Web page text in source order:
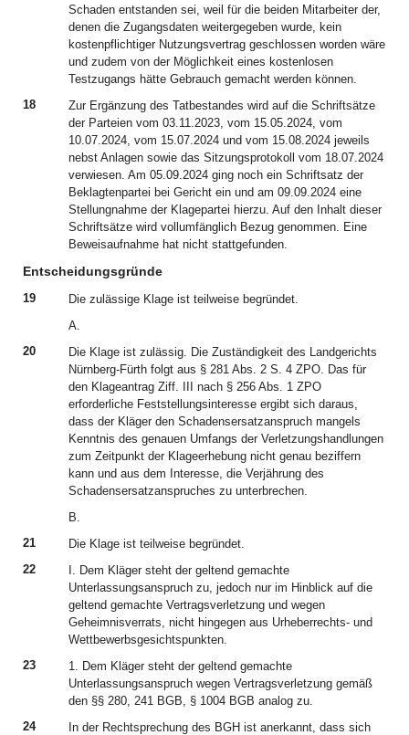
Schaden entstanden sei, weil für die beiden Mitarbeiter der,
denen die Zugangsdaten weitergegeben wurde, kein
kostenpflichtiger Nutzungsvertrag geschlossen worden wäre
und zudem von der Möglichkeit eines kostenlosen
Testzugangs hätte Gebrauch gemacht werden können.
18
Zur Ergänzung des Tatbestandes wird auf die Schriftsätze
der Parteien vom 03.11.2023, vom 15.05.2024, vom
10.07.2024, vom 15.07.2024 und vom 15.08.2024 jeweils
nebst Anlagen sowie das Sitzungsprotokoll vom 18.07.2024
verwiesen. Am 05.09.2024 ging noch ein Schriftsatz der
Beklagtenpartei bei Gericht ein und am 09.09.2024 eine
Stellungnahme der Klagepartei hierzu. Auf den Inhalt dieser
Schriftsätze wird vollumfänglich Bezug genommen. Eine
Beweisaufnahme hat nicht stattgefunden.
Entscheidungsgründe
19
Die zulässige Klage ist teilweise begründet.
A.
20
Die Klage ist zulässig. Die Zuständigkeit des Landgerichts
Nürnberg-Fürth folgt aus § 281 Abs. 2 S. 4 ZPO. Das für
den Klageantrag Ziff. III nach § 256 Abs. 1 ZPO
erforderliche Feststellungsinteresse ergibt sich daraus,
dass der Kläger den Schadensersatzanspruch mangels
Kenntnis des genauen Umfangs der Verletzungshandlungen
zum Zeitpunkt der Klageerhebung nicht genau beziffern
kann und aus dem Interesse, die Verjährung des
Schadensersatzanspruches zu unterbrechen.
B.
21
Die Klage ist teilweise begründet.
22
I. Dem Kläger steht der geltend gemachte
Unterlassungsanspruch zu, jedoch nur im Hinblick auf die
geltend gemachte Vertragsverletzung und wegen
Geheimnisverrats, nicht hingegen aus Urheberrechts- und
Wettbewerbsgesichtspunkten.
23
1. Dem Kläger steht der geltend gemachte
Unterlassungsanspruch wegen Vertragsverletzung gemäß
den §§ 280, 241 BGB, § 1004 BGB analog zu.
24
In der Rechtsprechung des BGH ist anerkannt, dass sich